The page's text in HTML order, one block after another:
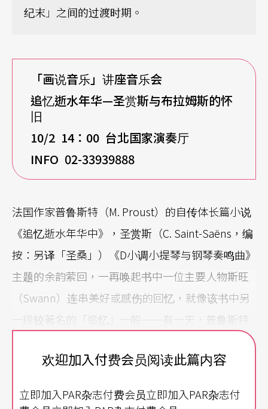
纪末」之间的过渡时期。
「画说音乐」讲座音乐会
追忆逝水年华—圣赏斯与布拉姆斯的怀
旧
10/2 14 ：00 台北国家演奏厅
INFO 02-33939888
法国作家普鲁斯特（M. Proust）的自传体长篇小说
《追忆逝水年华中》，圣赏斯（C. Saint-Saëns，编
按：另译「圣桑」）《D小调小提琴与钢琴奏鸣曲》
主题的余韵萦回，一再唤起书中一位主要人物斯旺
（Swann）连串美好或感伤的回忆，就像该书中另
一段较著名的「追忆」一般──有一天，普鲁斯特
偶然尝到一种相当平常的「玛德莲娜小甜糕」（pet
ite madeleine）时，宛如触电般的感觉，唤起了他
欢迎加入付费会员阅读此篇内容
立即加入PAR杂志付费会员立即加入PAR杂志付